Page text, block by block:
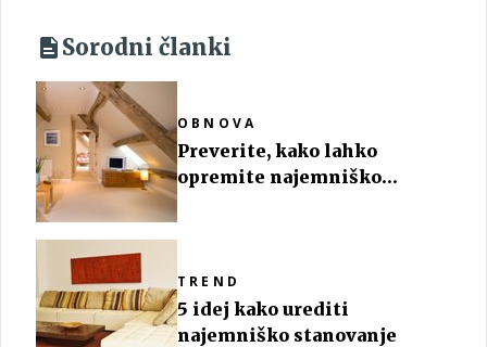
Sorodni članki
OBNOVA
Preverite, kako lahko
opremite najemniško
TREND
5 idej kako urediti
najemniško stanovanje